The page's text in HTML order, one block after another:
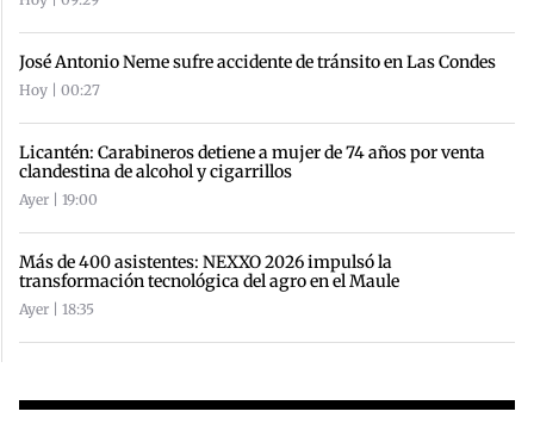
José Antonio Neme sufre accidente de tránsito en Las Condes
Hoy | 00:27
Licantén: Carabineros detiene a mujer de 74 años por venta
clandestina de alcohol y cigarrillos
Ayer | 19:00
Más de 400 asistentes: NEXXO 2026 impulsó la
transformación tecnológica del agro en el Maule
Ayer | 18:35